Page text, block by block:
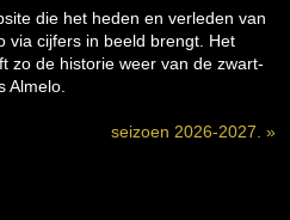
die het heden en verleden van
via cijfers in beeld brengt. Het
zo de historie weer van de zwart-
Almelo.
seizoen 2026-2027. »